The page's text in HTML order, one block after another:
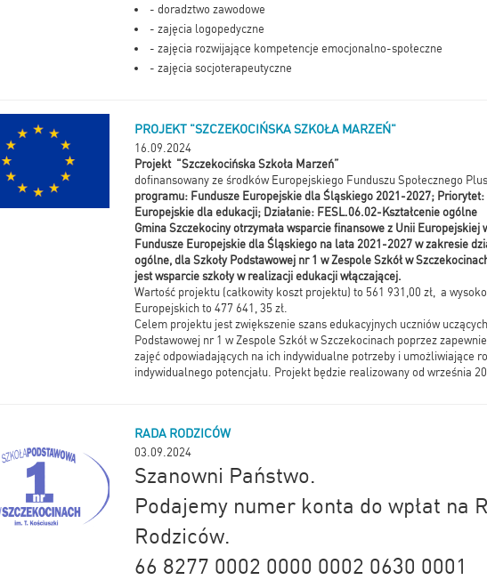
- doradztwo zawodowe
- zajęcia logopedyczne
- zajęcia rozwijające kompetencje emocjonalno-społeczne
- zajęcia socjoterapeutyczne
PROJEKT "SZCZEKOCIŃSKA SZKOŁA MARZEŃ"
16.09.2024
Projekt "Szczekocińska Szkoła Marzeń”
dofinansowany ze środków Europejskiego Funduszu Społecznego Plus
programu: Fundusze Europejskie dla Śląskiego 2021-2027;
Europejskie dla edukacji; Działanie: FESL.06.02-Kształcenie ogólne
Gmina Szczekociny otrzymała wsparcie finansowe z Unii Europejskiej
Fundusze Europejskie dla Śląskiego na lata 2021-2027 w zakresie
ogólne, dla Szkoły Podstawowej nr 1 w Zespole Szkół w
jest wsparcie szkoły w realizacji edukacji włączającej.
Wartość projektu (całkowity koszt projektu) to 561 931,00 zł, a
Europejskich to 477 641, 35 zł.
Celem projektu jest zwiększenie szans edukacyjnych uczniów
Podstawowej nr 1 w Zespole Szkół w Szczekocinach poprzez
zajęć odpowiadających na ich indywidualne potrzeby i umożliwiające
indywidualnego potencjału. Projekt będzie realizowany od września
W szkołach zostanie uzupełnione wyposażenie o nowoczesne pomoce
ICT, co umożliwi prowadzenie zajęć z wykorzystaniem TIK.
Informacje o projekcie będą pojawiały się na stronie internetowej
Szczekociny: www.szczekociny.pl
RADA RODZICÓW
03.09.2024
Szanowni Państwo.
Podajemy numer konta do wpłat na
Rodziców.
66 8277 0002 0000 0002 0630 0001